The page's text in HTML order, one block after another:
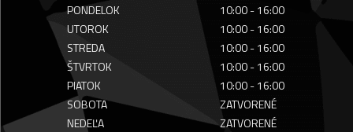
PONDELOK
10:00 - 16:00
UTOROK
10:00 - 16:00
STREDA
10:00 - 16:00
ŠTVRTOK
10:00 - 16:00
PIATOK
10:00 - 16:00
SOBOTA
ZATVORENÉ
NEDEĽA
ZATVORENÉ